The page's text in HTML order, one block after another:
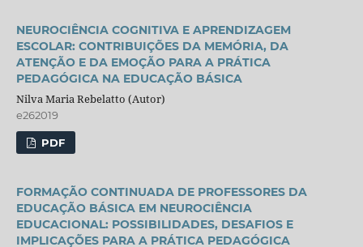
NEUROCIÊNCIA COGNITIVA E APRENDIZAGEM
ESCOLAR: CONTRIBUIÇÕES DA MEMÓRIA, DA
ATENÇÃO E DA EMOÇÃO PARA A PRÁTICA
PEDAGÓGICA NA EDUCAÇÃO BÁSICA
Nilva Maria Rebelatto (Autor)
e262019
PDF
FORMAÇÃO CONTINUADA DE PROFESSORES DA
EDUCAÇÃO BÁSICA EM NEUROCIÊNCIA
EDUCACIONAL: POSSIBILIDADES, DESAFIOS E
IMPLICAÇÕES PARA A PRÁTICA PEDAGÓGICA